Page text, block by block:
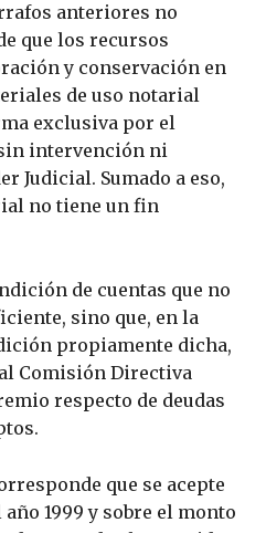
anteriores no
que los recursos
y conservación en
de uso notarial
exclusiva por el
intervención ni
Judicial. Sumado a eso,
no tiene un fin
de cuentas que no
sino que, en la
propiamente dicha,
Comisión Directiva
respecto de deudas
que se acepte
1999 y sobre el monto